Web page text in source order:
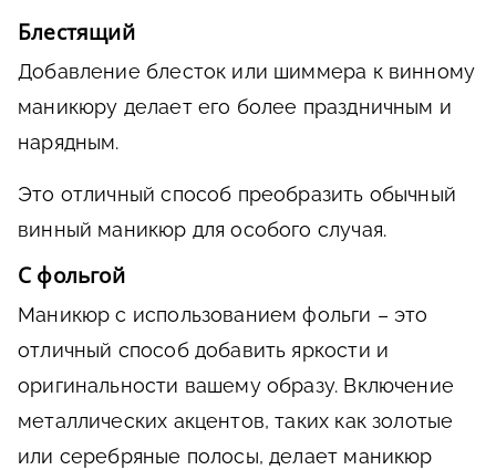
Блестящий
Добавление блесток или шиммера к винному
маникюру делает его более праздничным и
нарядным.
Это отличный способ преобразить обычный
винный маникюр для особого случая.
С фольгой
Маникюр с использованием фольги – это
отличный способ добавить яркости и
оригинальности вашему образу. Включение
металлических акцентов, таких как золотые
или серебряные полосы, делает маникюр